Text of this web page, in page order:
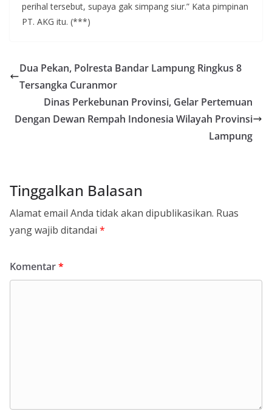
perihal tersebut, supaya gak simpang siur.” Kata pimpinan
PT. AKG itu. (***)
Dua Pekan, Polresta Bandar Lampung Ringkus 8
Tersangka Curanmor
Dinas Perkebunan Provinsi, Gelar Pertemuan
Dengan Dewan Rempah Indonesia Wilayah Provinsi
Lampung
Tinggalkan Balasan
Alamat email Anda tidak akan dipublikasikan. Ruas
yang wajib ditandai *
Komentar*